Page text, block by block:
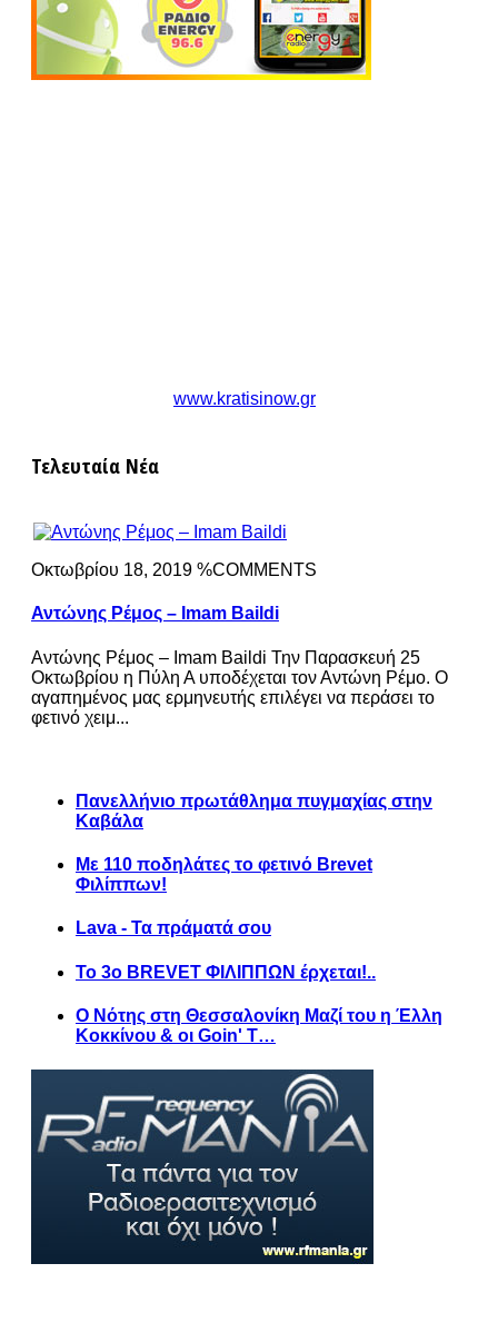
www.kratisinow.gr
Τελευταία Νέα
Οκτωβρίου 18, 2019 %COMMENTS
Αντώνης Ρέμος – Imam Baildi
Αντώνης Ρέμος – Imam Baildi Την Παρασκευή 25
Οκτωβρίου η Πύλη Α υποδέχεται τον Αντώνη Ρέμο. Ο
αγαπημένος μας ερμηνευτής επιλέγει να περάσει το
φετινό χειμ...
Πανελλήνιο πρωτάθλημα πυγμαχίας στην
Καβάλα
Με 110 ποδηλάτες το φετινό Brevet
Φιλίππων!
Lava - Τα πράματά σου
Το 3ο BREVET ΦΙΛΙΠΠΩΝ έρχεται!..
Ο Νότης στη Θεσσαλονίκη Μαζί του η Έλλη
Κοκκίνου & οι Goin' T…